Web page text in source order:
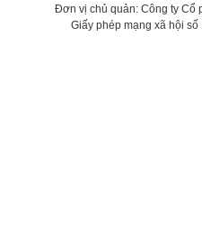
Đơn vị chủ quản: Công ty Cổ
Giấy phép mạng xã hội